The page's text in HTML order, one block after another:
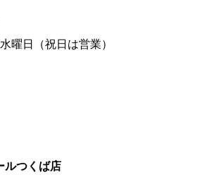
曜日（祝日は営業）
ルつくば店